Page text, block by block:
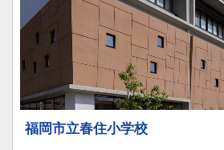
福岡市立春住小学校